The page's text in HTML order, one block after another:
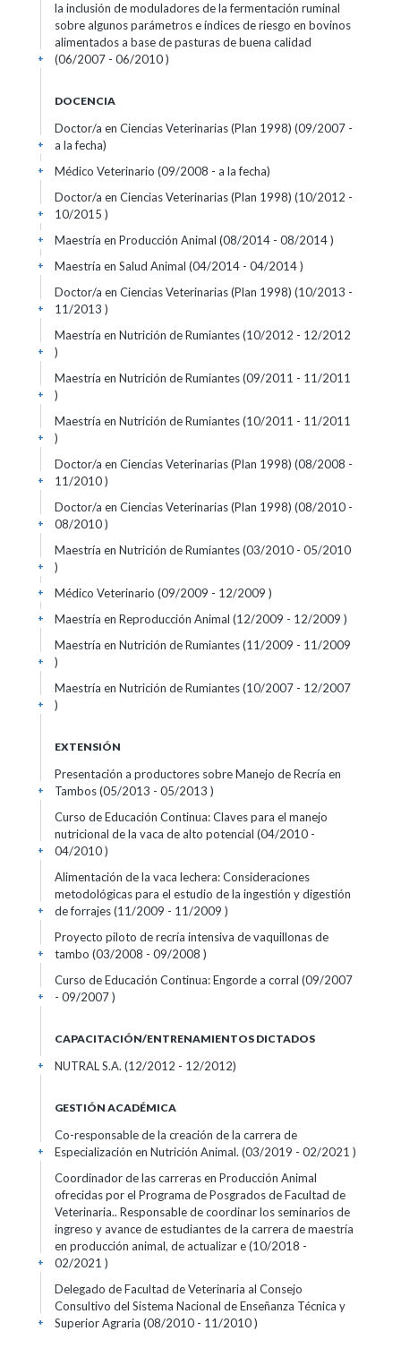
la inclusión de moduladores de la fermentación ruminal
sobre algunos parámetros e índices de riesgo en bovinos
alimentados a base de pasturas de buena calidad
(06/2007 - 06/2010 )
+
DOCENCIA
Doctor/a en Ciencias Veterinarias (Plan 1998) (09/2007 -
a la fecha)
+
Médico Veterinario (09/2008 - a la fecha)
+
Doctor/a en Ciencias Veterinarias (Plan 1998) (10/2012 -
10/2015 )
+
Maestría en Producción Animal (08/2014 - 08/2014 )
+
Maestría en Salud Animal (04/2014 - 04/2014 )
+
Doctor/a en Ciencias Veterinarias (Plan 1998) (10/2013 -
11/2013 )
+
Maestría en Nutrición de Rumiantes (10/2012 - 12/2012
)
+
Maestría en Nutrición de Rumiantes (09/2011 - 11/2011
)
+
Maestría en Nutrición de Rumiantes (10/2011 - 11/2011
)
+
Doctor/a en Ciencias Veterinarias (Plan 1998) (08/2008 -
11/2010 )
+
Doctor/a en Ciencias Veterinarias (Plan 1998) (08/2010 -
08/2010 )
+
Maestría en Nutrición de Rumiantes (03/2010 - 05/2010
)
+
Médico Veterinario (09/2009 - 12/2009 )
+
Maestría en Reproducción Animal (12/2009 - 12/2009 )
+
Maestría en Nutrición de Rumiantes (11/2009 - 11/2009
)
+
Maestría en Nutrición de Rumiantes (10/2007 - 12/2007
)
+
EXTENSIÓN
Presentación a productores sobre Manejo de Recría en
Tambos (05/2013 - 05/2013 )
+
Curso de Educación Continua: Claves para el manejo
nutricional de la vaca de alto potencial (04/2010 -
04/2010 )
+
Alimentación de la vaca lechera: Consideraciones
metodológicas para el estudio de la ingestión y digestión
de forrajes (11/2009 - 11/2009 )
+
Proyecto piloto de recría intensiva de vaquillonas de
tambo (03/2008 - 09/2008 )
+
Curso de Educación Continua: Engorde a corral (09/2007
- 09/2007 )
+
CAPACITACIÓN/ENTRENAMIENTOS DICTADOS
NUTRAL S.A. (12/2012 - 12/2012)
+
GESTIÓN ACADÉMICA
Co-responsable de la creación de la carrera de
Especialización en Nutrición Animal. (03/2019 - 02/2021 )
+
Coordinador de las carreras en Producción Animal
ofrecidas por el Programa de Posgrados de Facultad de
Veterinaria.. Responsable de coordinar los seminarios de
ingreso y avance de estudiantes de la carrera de maestría
en producción animal, de actualizar e (10/2018 -
02/2021 )
+
Delegado de Facultad de Veterinaria al Consejo
Consultivo del Sistema Nacional de Enseñanza Técnica y
Superior Agraria (08/2010 - 11/2010 )
+